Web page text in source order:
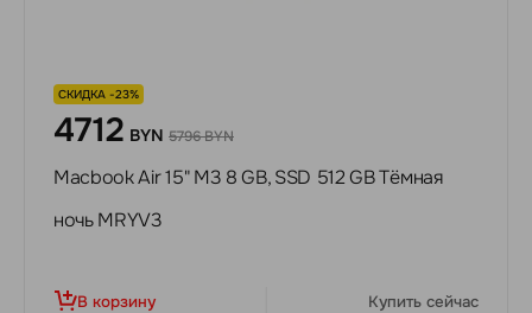
СКИДКА -23%
4712 BYN 5796 BYN
Macbook Air 15" M3 8 GB, SSD 512 GB Тёмная
ночь MRYV3
В корзину Купить сейчас